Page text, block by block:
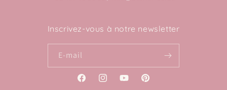
Inscrivez-vous à notre newsletter
E-mail
FacebookInstagramYouTubePinterest